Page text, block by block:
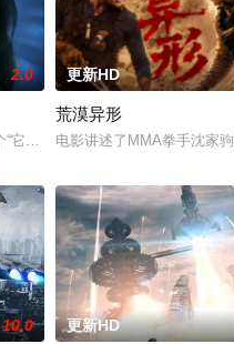
2.0
它”也正在对望？一场关于外星文
更新HD
荒漠异形
电影讲述了MMA拳手沈家
10.0 更新HD